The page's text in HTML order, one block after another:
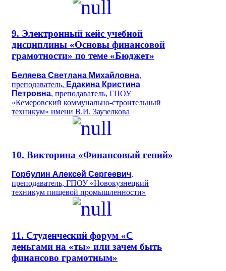
9. Электронный кейс учебной
дисциплины «Основы финансовой
грамотности» по теме «Бюджет»
Беляева Светлана Михайловна,
преподаватель, Едакина Кристина
Петровна, преподаватель, ГПОУ
«Кемеровский коммунально-строительный
техникум» имени В.И. Заузелкова
10. Викторина «Финансовый гений»
Горбулин Алексей Сергеевич,
преподаватель, ГПОУ «Новокузнецкий
техникум пищевой промышленности»
11. Студенческий форум «С
деньгами на «ты» или зачем быть
финансово грамотным»